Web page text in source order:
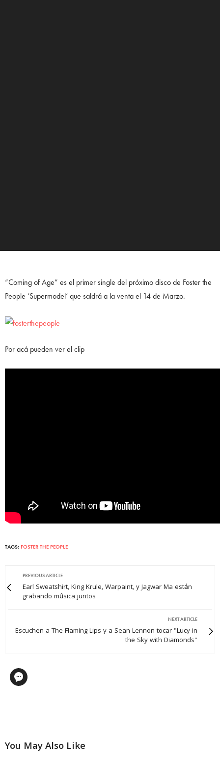
“Coming of Age” es el primer single del próximo disco de Foster the
People ‘Supermodel’ que saldrá a la venta el 14 de Marzo.
Por acá pueden ver el clip
TAGS: FOSTER THE PEOPLE
PREVIOUS ARTICLE
Earl Sweatshirt, King Krule, Warpaint, y Jagwar Ma están
grabando música juntos
NEXT ARTICLE
Escuchen a The Flaming Lips y a Sean Lennon tocar "Lucy in
the Sky with Diamonds"
You May Also Like